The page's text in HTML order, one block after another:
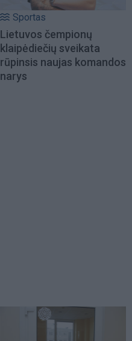
Sportas
Lietuvos čempionų
klaipėdiečių sveikata
rūpinsis naujas komandos
narys